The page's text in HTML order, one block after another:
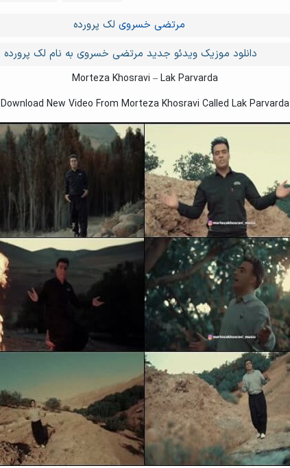
مرتضی خسروی لک پرورده
دانلود موزیک ویدئو جدید مرتضی خسروی به نام لک پرورده
Morteza Khosravi – Lak Parvarda
Download New Video From Morteza Khosravi Called Lak Parvarda